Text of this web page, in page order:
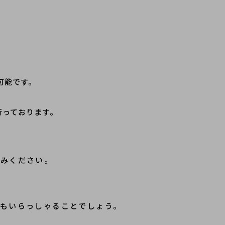
です。
ております。
ください。
いらっしゃることでしょう。